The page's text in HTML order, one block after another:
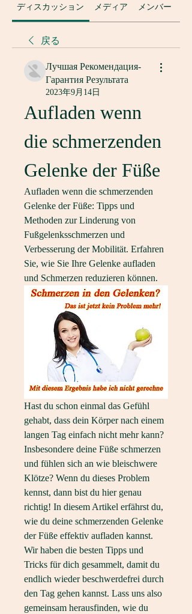
ディスカッション メディア メンバー
戻る
Лучшая Рекомендация-
Гарантия Результата
2023年9月14日
Aufladen wenn
die schmerzenden
Gelenke der Füße
Aufladen wenn die schmerzenden
Gelenke der Füße: Tipps und
Methoden zur Linderung von
Fußgelenksschmerzen und
Verbesserung der Mobilität. Erfahren
Sie, wie Sie Ihre Gelenke aufladen
und Schmerzen reduzieren können.
Hast du schon einmal das Gefühl
gehabt, dass dein Körper nach einem
langen Tag einfach nicht mehr kann?
Insbesondere deine Füße schmerzen
und fühlen sich an wie bleischwere
Klötze? Wenn du dieses Problem
kennst, dann bist du hier genau
richtig! In diesem Artikel erfährst du,
wie du deine schmerzenden Gelenke
der Füße effektiv aufladen kannst.
Wir haben die besten Tipps und
Tricks für dich gesammelt, damit du
endlich wieder beschwerdefrei durch
den Tag gehen kannst. Lass uns also
gemeinsam herausfinden, wie du